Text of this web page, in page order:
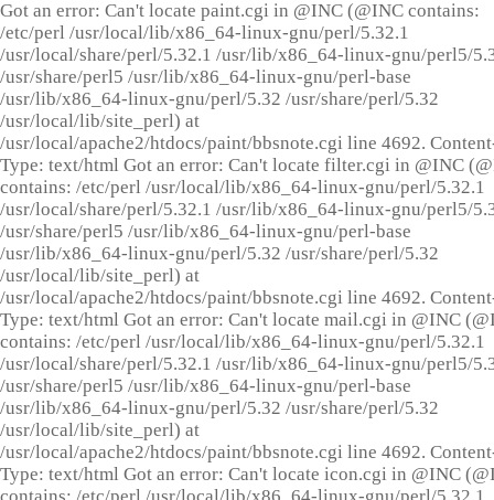
Got an error: Can't locate paint.cgi in @INC (@INC contains:
/etc/perl /usr/local/lib/x86_64-linux-gnu/perl/5.32.1
/usr/local/share/perl/5.32.1 /usr/lib/x86_64-linux-gnu/perl5/
/usr/share/perl5 /usr/lib/x86_64-linux-gnu/perl-base
/usr/lib/x86_64-linux-gnu/perl/5.32 /usr/share/perl/5.32
/usr/local/lib/site_perl) at
/usr/local/apache2/htdocs/paint/bbsnote.cgi line 4692.
Type: text/html Got an error: Can't locate filter.cgi in @INC
contains: /etc/perl /usr/local/lib/x86_64-linux-gnu/perl/5.32.1
/usr/local/share/perl/5.32.1 /usr/lib/x86_64-linux-gnu/perl5/
/usr/share/perl5 /usr/lib/x86_64-linux-gnu/perl-base
/usr/lib/x86_64-linux-gnu/perl/5.32 /usr/share/perl/5.32
/usr/local/lib/site_perl) at
/usr/local/apache2/htdocs/paint/bbsnote.cgi line 4692.
Type: text/html Got an error: Can't locate mail.cgi in @INC
contains: /etc/perl /usr/local/lib/x86_64-linux-gnu/perl/5.32.1
/usr/local/share/perl/5.32.1 /usr/lib/x86_64-linux-gnu/perl5/
/usr/share/perl5 /usr/lib/x86_64-linux-gnu/perl-base
/usr/lib/x86_64-linux-gnu/perl/5.32 /usr/share/perl/5.32
/usr/local/lib/site_perl) at
/usr/local/apache2/htdocs/paint/bbsnote.cgi line 4692.
Type: text/html Got an error: Can't locate icon.cgi in @INC